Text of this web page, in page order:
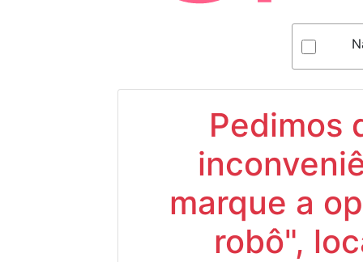
Pedimos
marque a
robô",